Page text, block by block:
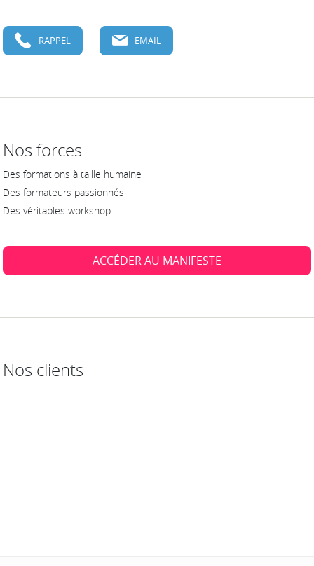
RAPPEL EMAIL
Nos forces
Des formations à taille humaine
Des formateurs passionnés
Des véritables workshop
ACCÉDER AU MANIFESTE
Nos clients